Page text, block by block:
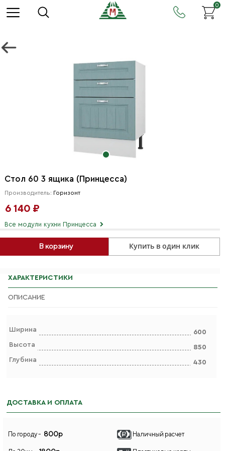
0
Стол 60 3 ящика (Принцесса)
Производитель: Горизонт
6 140 ₽
В корзину Купить в один клик
Все модули кухни Принцесса
ХАРАКТЕРИСТИКИ
ОПИСАНИЕ
Ширина
600
Высота
850
Глубина
430
ДОСТАВКА И ОПЛАТА
По городу - 800р Наличный расчет